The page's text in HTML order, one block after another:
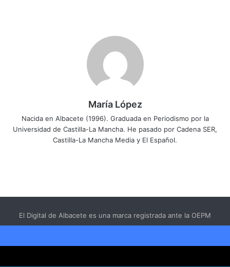
María López
Nacida en Albacete (1996). Graduada en Periodismo por la
Universidad de Castilla-La Mancha. He pasado por Cadena SER,
Castilla-La Mancha Media y El Español.
El Digital de Albacete es una marca registrada ante la OEPM
Aviso Legal-Sobre Nosotros
Facebook